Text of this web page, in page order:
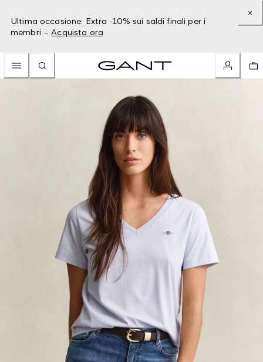
Ultima occasione: Extra -10% sui saldi finali per i
membri – Acquista ora